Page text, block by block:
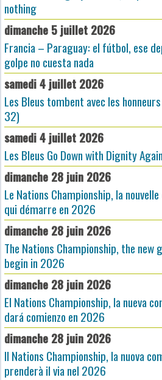
nothing
dimanche 5 juillet 2026
Francia – Paraguay: el fútbol, ese
golpe no cuesta nada
samedi 4 juillet 2026
Les Bleus tombent avec les
32)
samedi 4 juillet 2026
Les Bleus Go Down with Dignity
dimanche 28 juin 2026
Le Nations Championship, la
qui démarre en 2026
dimanche 28 juin 2026
The Nations Championship, the
begin in 2026
dimanche 28 juin 2026
El Nations Championship, la nueva
dará comienzo en 2026
dimanche 28 juin 2026
Il Nations Championship, la nuova
prenderà il via nel 2026